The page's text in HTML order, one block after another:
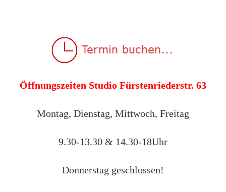
Öffnungszeiten Studio Fürstenriederstr. 63
Montag, Dienstag, Mittwoch, Freitag
9.30-13.30 & 14.30-18Uhr
Donnerstag geschlossen!